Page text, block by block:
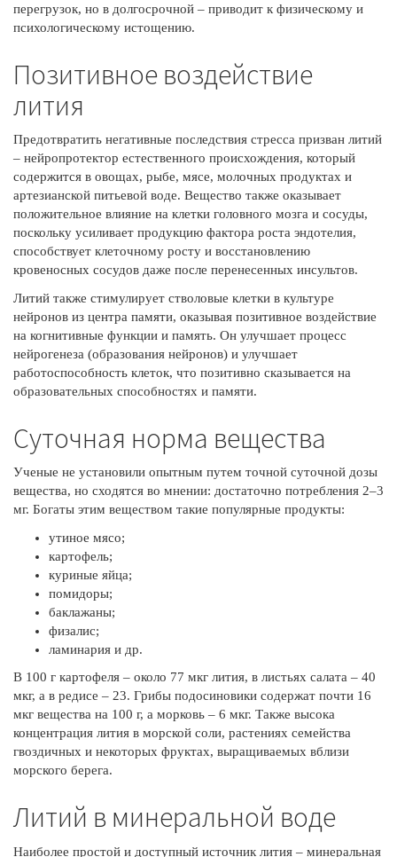
перегрузок, но в долгосрочной – приводит к физическому и
психологическому истощению.
Позитивное воздействие
лития
Предотвратить негативные последствия стресса призван литий
– нейропротектор естественного происхождения, который
содержится в овощах, рыбе, мясе, молочных продуктах и
артезианской питьевой воде. Вещество также оказывает
положительное влияние на клетки головного мозга и сосуды,
поскольку усиливает продукцию фактора роста эндотелия,
способствует клеточному росту и восстановлению
кровеносных сосудов даже после перенесенных инсультов.
Литий также стимулирует стволовые клетки в культуре
нейронов из центра памяти, оказывая позитивное воздействие
на когнитивные функции и память. Он улучшает процесс
нейрогенеза (образования нейронов) и улучшает
работоспособность клеток, что позитивно сказывается на
образовательных способностях и памяти.
Суточная норма вещества
Ученые не установили опытным путем точной суточной дозы
вещества, но сходятся во мнении: достаточно потребления 2–3
мг. Богаты этим веществом такие популярные продукты:
утиное мясо;
картофель;
куриные яйца;
помидоры;
баклажаны;
физалис;
ламинария и др.
В 100 г картофеля – около 77 мкг лития, в листьях салата – 40
мкг, а в редисе – 23. Грибы подосиновики содержат почти 16
мкг вещества на 100 г, а морковь – 6 мкг. Также высока
концентрация лития в морской соли, растениях семейства
гвоздичных и некоторых фруктах, выращиваемых вблизи
морского берега.
Литий в минеральной воде
Наиболее простой и доступный источник лития – минеральная